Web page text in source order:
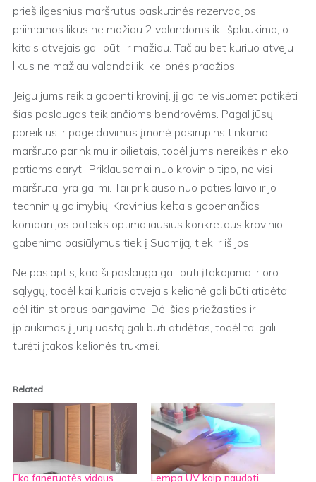
prieš ilgesnius maršrutus paskutinės rezervacijos
priimamos likus ne mažiau 2 valandoms iki išplaukimo, o
kitais atvejais gali būti ir mažiau. Tačiau bet kuriuo atveju
likus ne mažiau valandai iki kelionės pradžios.
Jeigu jums reikia gabenti krovinį, jį galite visuomet patikėti
šias paslaugas teikiančioms bendrovėms. Pagal jūsų
poreikius ir pageidavimus įmonė pasirūpins tinkamo
maršruto parinkimu ir bilietais, todėl jums nereikės nieko
patiems daryti. Priklausomai nuo krovinio tipo, ne visi
maršrutai yra galimi. Tai priklauso nuo paties laivo ir jo
techninių galimybių. Krovinius keltais gabenančios
kompanijos pateiks optimaliausius konkretaus krovinio
gabenimo pasiūlymus tiek į Suomiją, tiek ir iš jos.
Ne paslaptis, kad ši paslauga gali būti įtakojama ir oro
sąlygų, todėl kai kuriais atvejais kelionė gali būti atidėta
dėl itin stipraus bangavimo. Dėl šios priežasties ir
įplaukimas į jūrų uostą gali būti atidėtas, todėl tai gali
turėti įtakos kelionės trukmei.
Related
Eko faneruotės vidaus Lempa UV kaip naudoti